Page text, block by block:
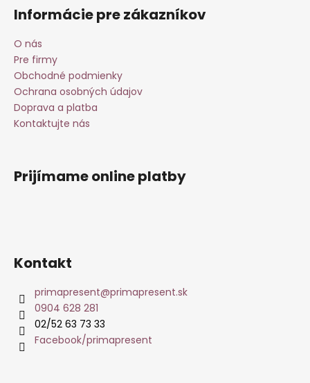
Informácie pre zákazníkov
O nás
Pre firmy
Obchodné podmienky
Ochrana osobných údajov
Doprava a platba
Kontaktujte nás
Prijímame online platby
Kontakt
primapresent@primapresent.sk
0904 628 281
02/52 63 73 33
Facebook/primapresent